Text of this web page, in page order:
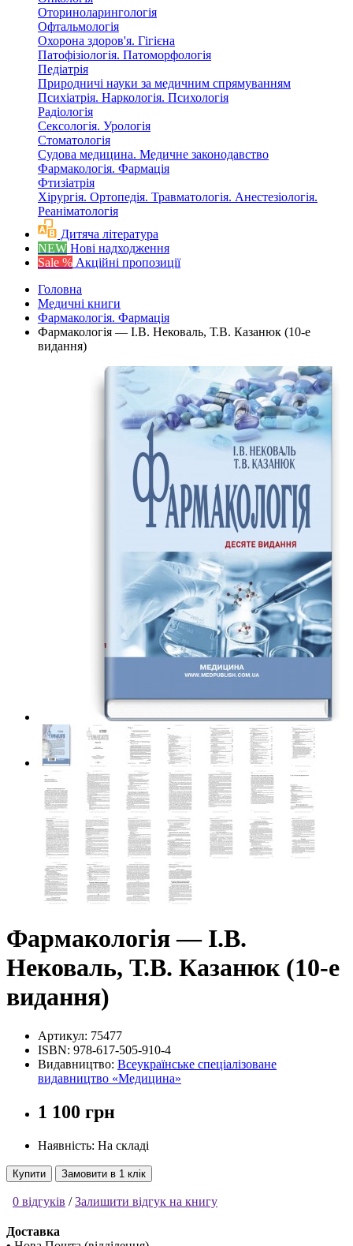
Оториноларингологія
Офтальмологія
Охорона здоров'я. Гігієна
Патофізіологія. Патоморфологія
Педіатрія
Природничі науки за медичним спрямуванням
Психіатрія. Наркологія. Психологія
Радіологія
Сексологія. Урологія
Стоматологія
Судова медицина. Медичне законодавство
Фармакологія. Фармація
Фтизіатрія
Хірургія. Ортопедія. Травматологія. Анестезіологія.
Реаніматологія
Дитяча література
NEW Нові надходження
Sale % Акційні пропозиції
Головна
Медичні книги
Фармакологія. Фармація
Фармакологія — І.В. Нековаль, Т.В. Казанюк (10-е
видання)
Фармакологія — І.В.
Нековаль, Т.В. Казанюк (10-е
видання)
Артикул: 75477
ISBN: 978-617-505-910-4
Видавництво: Всеукраїнське спеціалізоване
видавництво «Медицина»
1 100 грн
Наявність: На складі
Купити Замовити в 1 клік
0 відгуків /Залишити відгук на книгу
Доставка